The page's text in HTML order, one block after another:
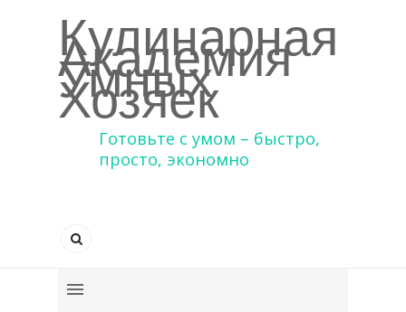
Кулинарная
Академия
Умных
Хозяек
Готовьте с умом – быстро,
просто, экономно